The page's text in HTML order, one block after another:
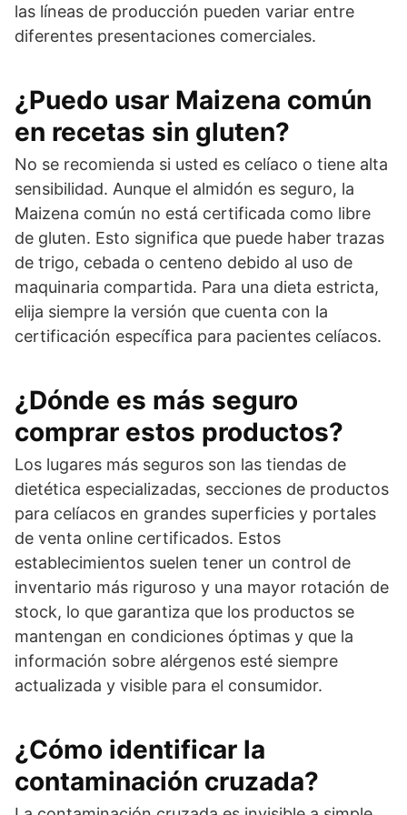
las líneas de producción pueden variar entre
diferentes presentaciones comerciales.
¿Puedo usar Maizena común
en recetas sin gluten?
No se recomienda si usted es celíaco o tiene alta
sensibilidad. Aunque el almidón es seguro, la
Maizena común no está certificada como libre
de gluten. Esto significa que puede haber trazas
de trigo, cebada o centeno debido al uso de
maquinaria compartida. Para una dieta estricta,
elija siempre la versión que cuenta con la
certificación específica para pacientes celíacos.
¿Dónde es más seguro
comprar estos productos?
Los lugares más seguros son las tiendas de
dietética especializadas, secciones de productos
para celíacos en grandes superficies y portales
de venta online certificados. Estos
establecimientos suelen tener un control de
inventario más riguroso y una mayor rotación de
stock, lo que garantiza que los productos se
mantengan en condiciones óptimas y que la
información sobre alérgenos esté siempre
actualizada y visible para el consumidor.
¿Cómo identificar la
contaminación cruzada?